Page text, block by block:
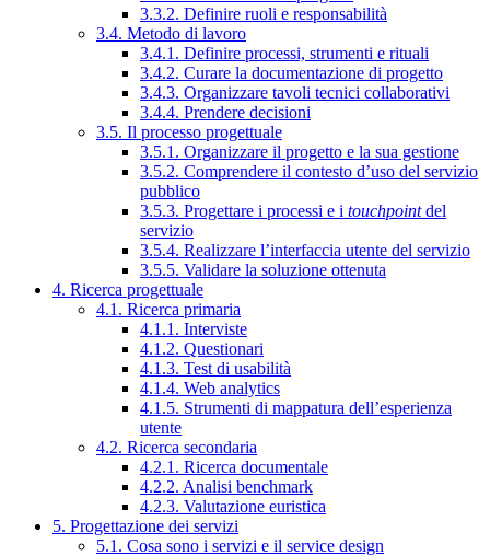
3.3.2. Definire ruoli e responsabilità
3.4. Metodo di lavoro
3.4.1. Definire processi, strumenti e rituali
3.4.2. Curare la documentazione di progetto
3.4.3. Organizzare tavoli tecnici collaborativi
3.4.4. Prendere decisioni
3.5. Il processo progettuale
3.5.1. Organizzare il progetto e la sua gestione
3.5.2. Comprendere il contesto d’uso del servizio
pubblico
3.5.3. Progettare i processi e i touchpointdel
servizio
3.5.4. Realizzare l’interfaccia utente del servizio
3.5.5. Validare la soluzione ottenuta
4. Ricerca progettuale
4.1. Ricerca primaria
4.1.1. Interviste
4.1.2. Questionari
4.1.3. Test di usabilità
4.1.4. Web analytics
4.1.5. Strumenti di mappatura dell’esperienza
utente
4.2. Ricerca secondaria
4.2.1. Ricerca documentale
4.2.2. Analisi benchmark
4.2.3. Valutazione euristica
5. Progettazione dei servizi
5.1. Cosa sono i servizi e il service design